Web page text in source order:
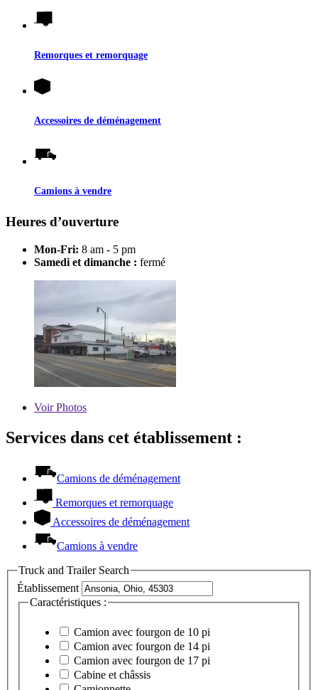
Remorques et remorquage
Accessoires de déménagement
Camions à vendre
Heures d’ouverture
Mon-Fri: 8 am - 5 pm
Samedi et dimanche : fermé
VoirPhotos
Services dans cet établissement :
Camions de déménagement
Remorques et remorquage
Accessoires de déménagement
Camions à vendre
Truck and Trailer Search
Établissement
Caractéristiques :
Camion avec fourgon de 10 pi
Camion avec fourgon de 14 pi
Camion avec fourgon de 17 pi
Cabine et châssis